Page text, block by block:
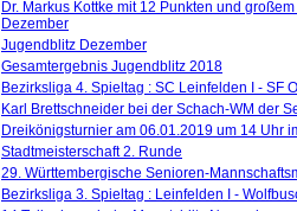
Dr. Markus Kottke mit 12 Punkten und
Dezember
Jugendblitz Dezember
Gesamtergebnis Jugendblitz 2018
Bezirksliga 4. Spieltag : SC Leinfelden I - SF
Karl Brettschneider bei der Schach-WM der
Dreikönigsturnier am 06.01.2019 um 14 Uhr
Stadtmeisterschaft 2. Runde
29. Württembergische Senioren-
Bezirksliga 3. Spieltag : Leinfelden I -